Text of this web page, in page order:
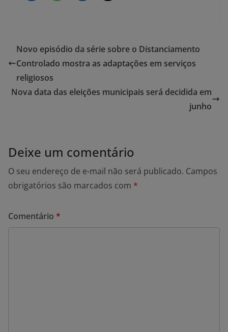
Novo episódio da série sobre o Distanciamento
Controlado mostra as adaptações em serviços
religiosos
Nova data das eleições municipais será decidida em
junho
Deixe um comentário
O seu endereço de e-mail não será publicado. Campos
obrigatórios são marcados com *
Comentário *